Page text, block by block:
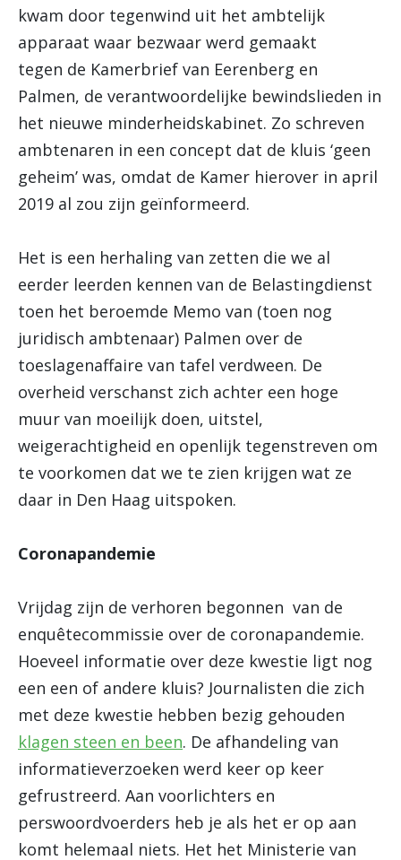
kwam door tegenwind uit het ambtelijk
apparaat waar bezwaar werd gemaakt
tegen de Kamerbrief van Eerenberg en
Palmen, de verantwoordelijke bewindslieden in
het nieuwe minderheidskabinet. Zo schreven
ambtenaren in een concept dat de kluis ‘geen
geheim’ was, omdat de Kamer hierover in april
2019 al zou zijn geïnformeerd.
Het is een herhaling van zetten die we al
eerder leerden kennen van de Belastingdienst
toen het beroemde Memo van (toen nog
juridisch ambtenaar) Palmen over de
toeslagenaffaire van tafel verdween. De
overheid verschanst zich achter een hoge
muur van moeilijk doen, uitstel,
weigerachtigheid en openlijk tegenstreven om
te voorkomen dat we te zien krijgen wat ze
daar in Den Haag uitspoken.
Coronapandemie
Vrijdag zijn de verhoren begonnen van de
enquêtecommissie over de coronapandemie.
Hoeveel informatie over deze kwestie ligt nog
een een of andere kluis? Journalisten die zich
met deze kwestie hebben bezig gehouden
klagen steen en been. De afhandeling van
informatieverzoeken werd keer op keer
gefrustreerd. Aan voorlichters en
perswoordvoerders heb je als het er op aan
komt helemaal niets. Het het Ministerie van